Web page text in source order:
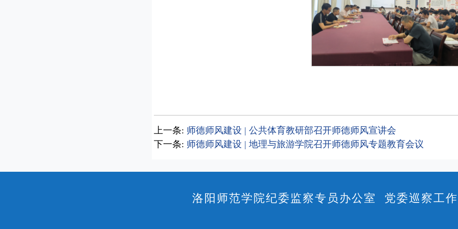
上一条: 师德师风建设 | 公共体育教研部召开师德师风宣讲会
下一条: 师德师风建设 | 地理与旅游学院召开师德师风专题教育会议
洛阳师范学院纪委监察专员办公室 党委巡察工